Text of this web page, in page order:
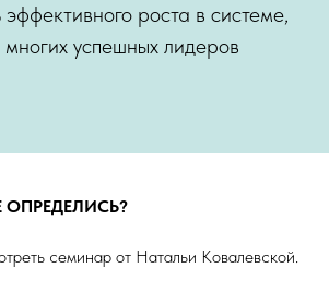
роста в системе,
успешных лидеров
ОПРЕДЕЛИСЬ?
семинар от Натальи Ковалевской.